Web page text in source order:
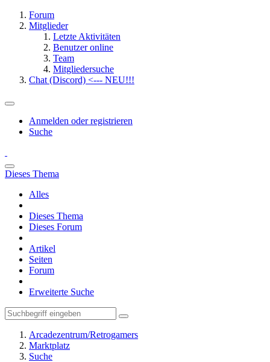
Forum
Mitglieder
Letzte Aktivitäten
Benutzer online
Team
Mitgliedersuche
Chat (Discord) <--- NEU!!!
Anmelden oder registrieren
Suche
Dieses Thema
Alles
Dieses Thema
Dieses Forum
Artikel
Seiten
Forum
Erweiterte Suche
Arcadezentrum/Retrogamers
Marktplatz
Suche